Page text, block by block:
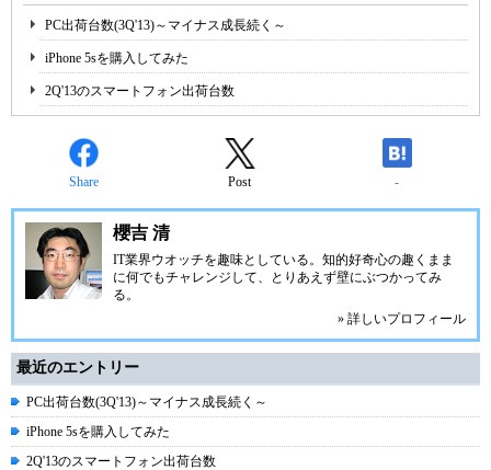
PC出荷台数(3Q'13)～マイナス成長続く～
iPhone 5sを購入してみた
2Q'13のスマートフォン出荷台数
Share Post -
櫻吉 清
IT業界ウオッチを趣味としている。知的好奇心の趣くまま
に何でもチャレンジして、とりあえず壁にぶつかってみ
る。
» 詳しいプロフィール
最近のエントリー
PC出荷台数(3Q'13)～マイナス成長続く～
iPhone 5sを購入してみた
2Q'13のスマートフォン出荷台数